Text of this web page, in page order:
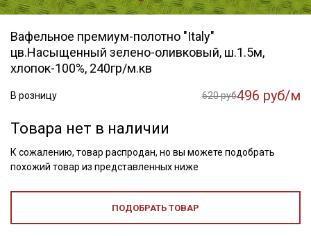
Вафельное премиум-полотно "Italy"
цв.Насыщенный зелено-оливковый, ш.1.5м,
хлопок-100%, 240гр/м.кв
В розницу 620 руб496 руб/м
Товара нет в наличии
К сожалению, товар распродан, но вы можете подобрать
похожий товар из представленных ниже
ПОДОБРАТЬ ТОВАР